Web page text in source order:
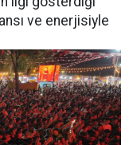
ve enerjisiyle